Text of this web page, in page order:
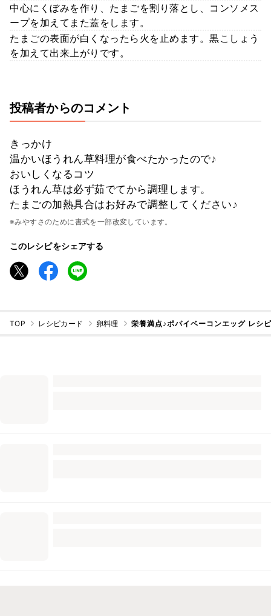
中心にくぼみを作り、たまごを割り落とし、コンソメス
ープを加えてまた蓋をします。
たまごの表面が白くなったら火を止めます。黒こしょう
を加えて出来上がりです。
投稿者からのコメント
きっかけ
温かいほうれん草料理が食べたかったので♪
おいしくなるコツ
ほうれん草は必ず茹でてから調理します。
たまごの加熱具合はお好みで調整してください♪
※みやすさのために書式を一部改変しています。
このレシピをシェアする
TOP レシピカード 卵料理 栄養満点♪ポパイベーコンエッグ レシ